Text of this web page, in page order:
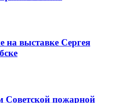
на выставке Сергея
Советской пожарной